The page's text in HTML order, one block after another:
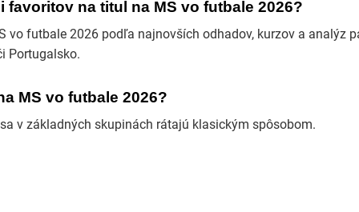
favoritov na titul na MS vo futbale 2026?
vo futbale 2026 podľa najnovších odhadov, kurzov a analýz
Portugalsko.
MS vo futbale 2026?
v základných skupinách rátajú klasickým spôsobom.